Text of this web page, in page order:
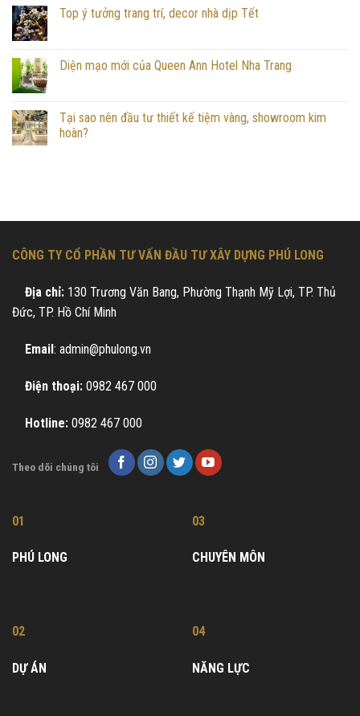
Top ý tưởng trang trí, decor nhà dịp Tết
Diện mạo mới của Queen Ann Hotel Nha Trang
Tại sao nên đầu tư thiết kế tiệm vàng, showroom kim
hoàn?
CÔNG TY CỔ PHẦN TƯ VẤN ĐẦU TƯ XÂY DỰNG PHÚ LONG
Địa chỉ: 130 Trương Văn Bang, Phường Thạnh Mỹ Lợi, TP. Thủ
Đức, TP. Hồ Chí Minh
Email: admin@phulong.vn
Điện thoại: 0982 467 000
Hotline: 0982 467 000
Theo dõi chúng tôi
01
PHÚ LONG
02
DỰ ÁN
03
CHUYÊN MÔN
04
NĂNG LỰC